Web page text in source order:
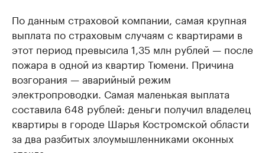
По данным страховой компании, самая крупная
выплата по страховым случаям с квартирами в
этот период превысила 1,35 млн рублей — после
пожара в одной из квартир Тюмени. Причина
возгорания — аварийный режим
электропроводки. Самая маленькая выплата
составила 648 рублей: деньги получил владелец
квартиры в городе Шарья Костромской области
за два разбитых злоумышленниками оконных